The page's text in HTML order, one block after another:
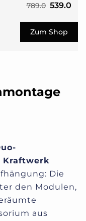
789.0 539.0
Zum Shop
Kraftwerk
Die
den Modulen,
aus